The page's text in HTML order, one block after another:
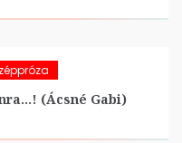
(Ácsné Gabi)